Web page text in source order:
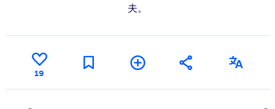
夫。
19